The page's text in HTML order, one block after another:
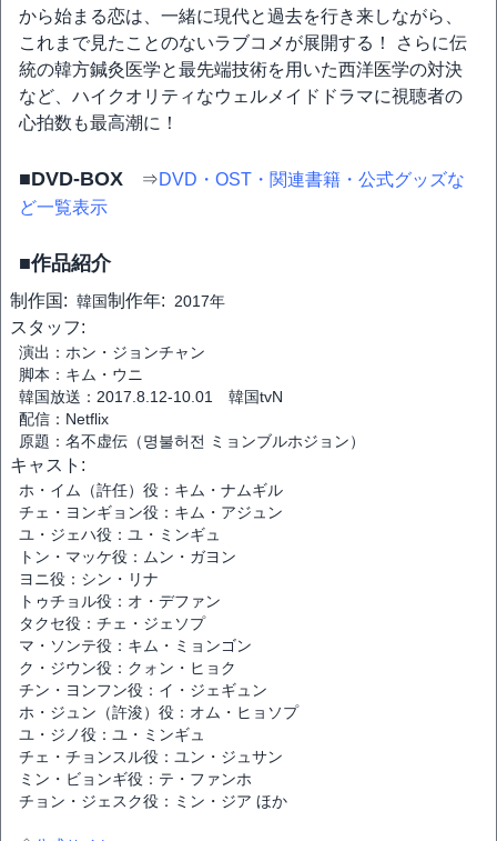
から始まる恋は、一緒に現代と過去を行き来しながら、
これまで見たことのないラブコメが展開する！ さらに伝
統の韓方鍼灸医学と最先端技術を用いた西洋医学の対決
など、ハイクオリティなウェルメイドドラマに視聴者の
心拍数も最高潮に！
■DVD-BOX ⇒DVD・OST・関連書籍・公式グッズな
ど一覧表示
■作品紹介
制作国: 韓国制作年: 2017年
スタッフ:
演出：ホン・ジョンチャン
脚本：キム・ウニ
韓国放送：2017.8.12-10.01 韓国tvN
配信：Netflix
原題：名不虚伝（명불허전 ミョンブルホジョン）
キャスト:
ホ・イム（許任）役：キム・ナムギル
チェ・ヨンギョン役：キム・アジュン
ユ・ジェハ役：ユ・ミンギュ
トン・マッケ役：ムン・ガヨン
ヨニ役：シン・リナ
トゥチョル役：オ・デファン
タクセ役：チェ・ジェソプ
マ・ソンテ役：キム・ミョンゴン
ク・ジウン役：クォン・ヒョク
チン・ヨンフン役：イ・ジェギュン
ホ・ジュン（許浚）役：オム・ヒョソプ
ユ・ジノ役：ユ・ミンギュ
チェ・チョンスル役：ユン・ジュサン
ミン・ビョンギ役：テ・ファンホ
チョン・ジェスク役：ミン・ジア ほか